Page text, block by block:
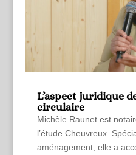
L’aspect juridique
circulaire
Michèle Raunet est
l’étude Cheuvreux.
aménagement, elle a